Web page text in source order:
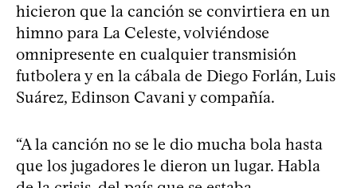
hicieron que la canción se convirtiera en un
himno para La Celeste, volviéndose
omnipresente en cualquier transmisión
futbolera y en la cábala de Diego Forlán, Luis
Suárez, Edinson Cavani y compañía.
“A la canción no se le dio mucha bola hasta
que los jugadores le dieron un lugar. Habla